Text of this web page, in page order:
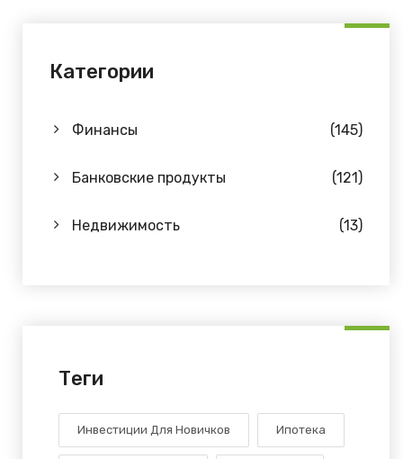
Категории
Финансы (145)
Банковские продукты (121)
Недвижимость (13)
Теги
Инвестиции Для Новичков Ипотека